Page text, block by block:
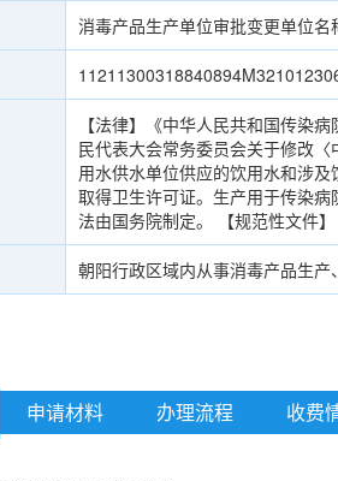
消毒产品生产单位审批变更单位
【法律】《中华人民共和国传染
民代表大会常务委员会关于修改
用水供水单位供应的饮用水和涉
取得卫生许可证。生产用于传染
法由国务院制定。 【规范性文件
朝阳行政区域内从事消毒产品生产
申请材料 办理流程 收费